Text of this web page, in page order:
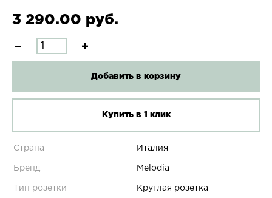
3 290.00 руб.
Добавить в корзину
Купить в 1 клик
Страна Италия
Бренд Melodia
Тип розетки Круглая розетка